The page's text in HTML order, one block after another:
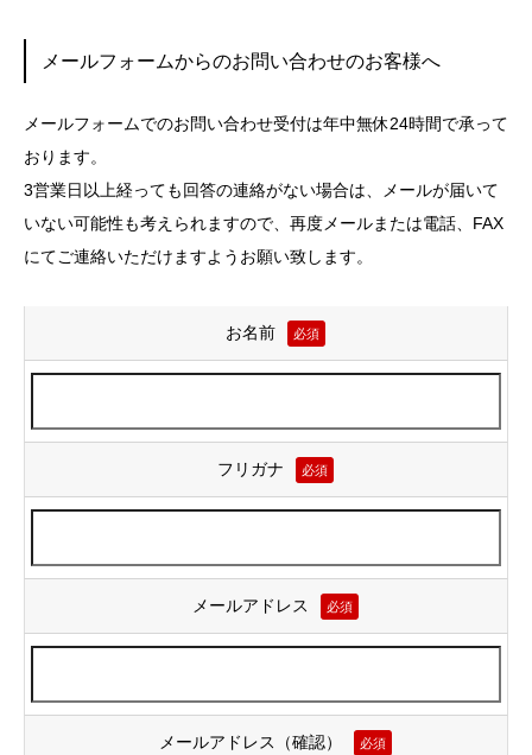
メールフォームからのお問い合わせのお客様へ
メールフォームでのお問い合わせ受付は年中無休24時間で承って
おります。
3営業日以上経っても回答の連絡がない場合は、メールが届いて
いない可能性も考えられますので、再度メールまたは電話、FAX
にてご連絡いただけますようお願い致します。
お名前 必須
フリガナ 必須
メールアドレス 必須
メールアドレス（確認） 必須